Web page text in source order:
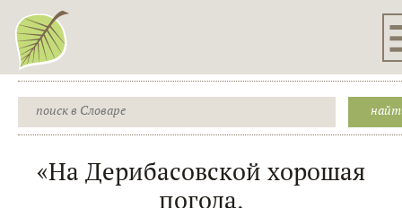
«На Дерибасовской хорошая
погода,